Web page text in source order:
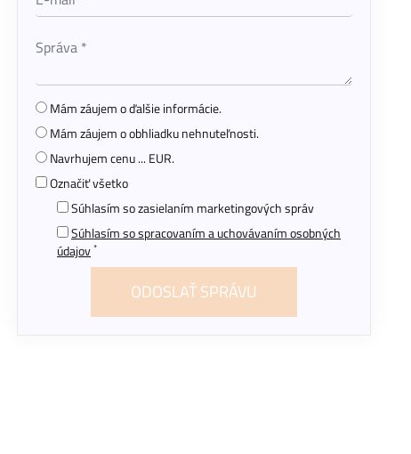
Mám záujem o ďalšie informácie.
Mám záujem o obhliadku nehnuteľnosti.
Navrhujem cenu ... EUR.
Označiť všetko
Súhlasím so zasielaním marketingových správ
Súhlasím so spracovaním a uchovávaním osobných
údajov*